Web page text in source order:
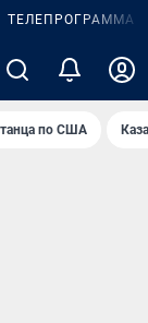
ТЕЛЕПРОГРАММА
по США